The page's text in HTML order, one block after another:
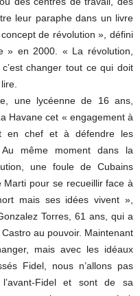
leur paraphe dans un livre
de révolution », défini
» en 2000. « La révolution,
changer tout ce qui doit
une lycéenne de 16 ans,
Havane cet « engagement à
en chef et à défendre les
même moment dans la
une foule de Cubains
pour se recueillir face à
mais ses idées vivent »,
Torres, 61 ans, qui a
au pouvoir. Maintenant
mais avec les idéaux
Fidel, nous n’allons pas
Fidel et sont de sa